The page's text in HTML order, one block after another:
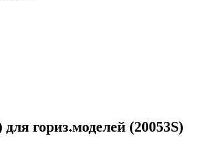
гориз.моделей (20053S)